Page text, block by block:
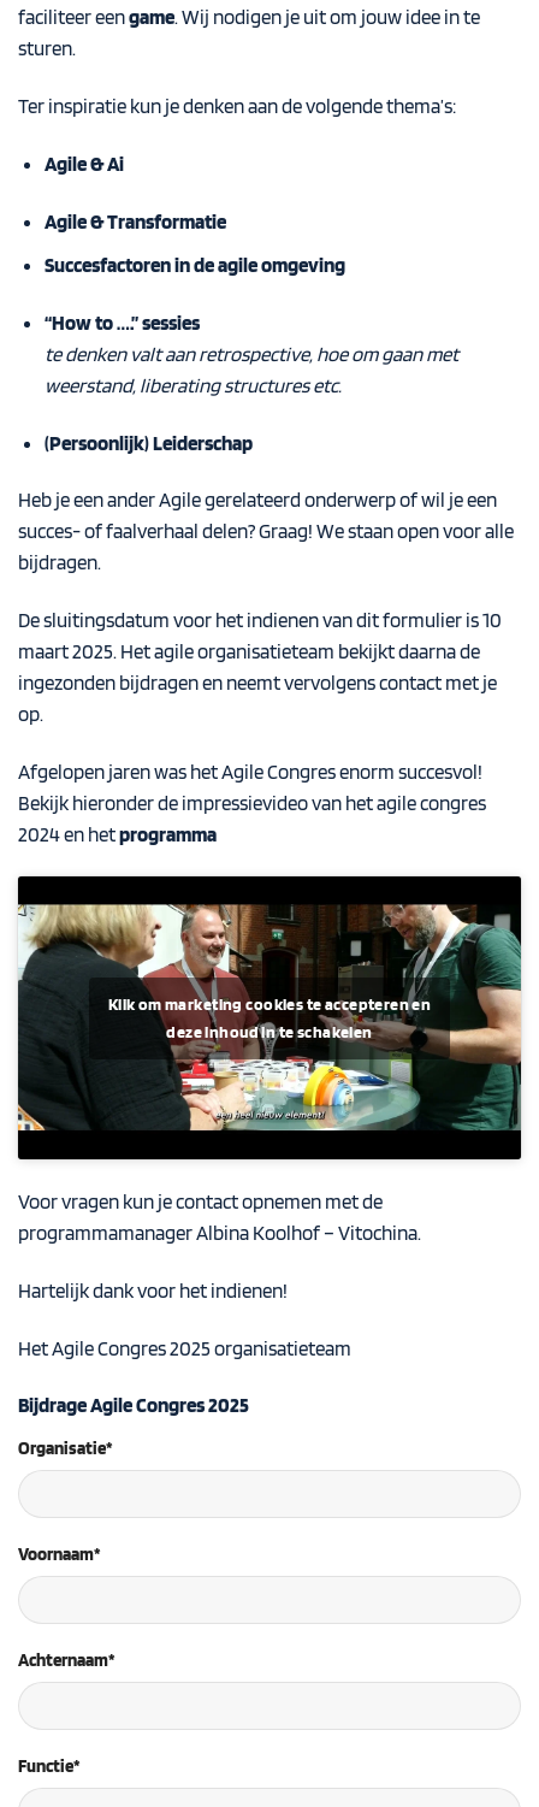
faciliteer eengame. Wij nodigen je uit om jouw idee in te
sturen.
Ter inspiratie kun je denken aan de volgende thema’s:
Agile & Ai
Agile & Transformatie
Succesfactoren in de agile omgeving
“How to ….” sessies
te denken valt aan retrospective, hoe om gaan met
weerstand, liberating structures etc.
(Persoonlijk) Leiderschap
Heb je een ander Agile gerelateerd onderwerp of wil je een
succes- of faalverhaal delen? Graag! We staan open voor alle
bijdragen.
De sluitingsdatum voor het indienen van dit formulier is 10
maart 2025. Het agile organisatieteam bekijkt daarna de
ingezonden bijdragen en neemt vervolgens contact met je
op.
Afgelopen jaren was het Agile Congres enorm succesvol!
Bekijk hieronder de impressievideo van het agile congres
2024 en hetprogramma
Klik om marketing cookies te accepteren en
deze inhoud in te schakelen
Voor vragen kun je contact opnemen met de
programmamanagerAlbina Koolhof – Vitochina.
Hartelijk dank voor het indienen!
Het Agile Congres 2025 organisatieteam
Bijdrage Agile Congres 2025
Organisatie*
Voornaam*
Achternaam*
Functie*